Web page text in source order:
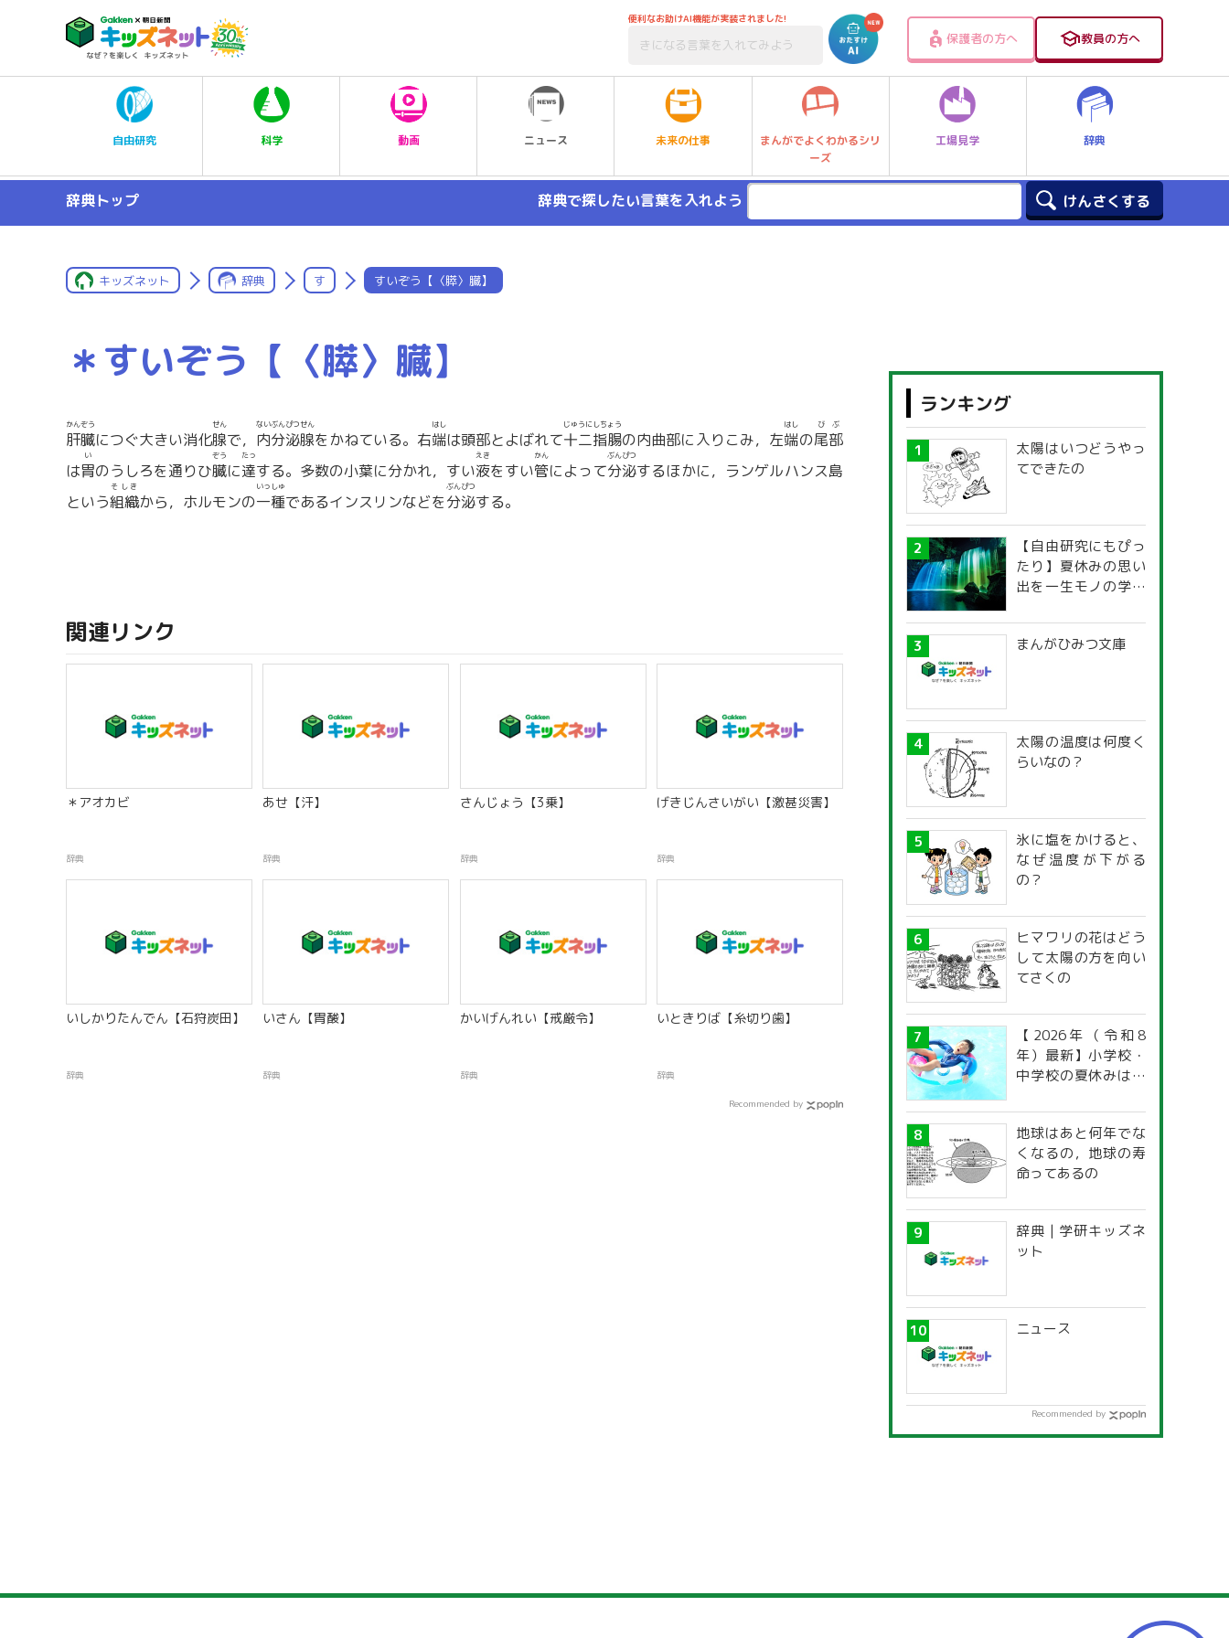
便利なお助けAI機能が実装されました!
保護者の方へ 教員の方へ
自由研究 科学 動画 ニュース 未来の仕事
まんがでよくわかるシリ
ーズ
工場見学 辞典
辞典トップ 辞典で探したい言葉を入れよう
キッズネット 辞典 す すいぞう【〈膵〉臓】
＊すいぞう【〈膵〉臓】
肝臓
かんぞう
につぐ大きい消化腺
せん
で， 内分泌腺
ないぶんぴつせん
をかねている。右端
はし
は頭部とよばれて十二指腸
じゅうにしちょう
の内曲部に入りこみ，左端
はし
の尾部
びぶ
は胃
い
のうしろを通りひ臓
ぞう
に達
たっ
する。多数の小葉に分かれ，すい液
えき
をすい管
かん
によって分泌
ぶんぴつ
するほかに，ランゲルハンス島
という組織
そしき
から，ホルモンの一種
いっしゅ
であるインスリンなどを分泌
ぶんぴつ
する。
関連リンク
＊アオカビ
辞典
あせ【汗】
辞典
さんじょう【3乗】
辞典
げきじんさいがい【激甚災害】
辞典
いしかりたんでん【石狩炭田】
辞典
いさん【胃酸】
辞典
かいげんれい【戒厳令】
辞典
いときりば【糸切り歯】
辞典
Recommended by
ランキング
太陽はいつどうやっ
てできたの
【自由研究にもぴっ
たり】夏休みの思い
出を一生モノの学び
探究ガイド
まんがひみつ文庫
太陽の温度は何度く
らいなの？
氷に塩をかけると、
なぜ温度が下がる
の？
ヒマワリの花はどう
して太陽の方を向い
てさくの
【2026年（令和8
年）最新】小学校・
中学校の夏休みはい
道府県別「夏季休暇
一覧」
地球はあと何年でな
くなるの，地球の寿
命ってあるの
辞典 | 学研キッズネ
ット
ニュース
Recommended by